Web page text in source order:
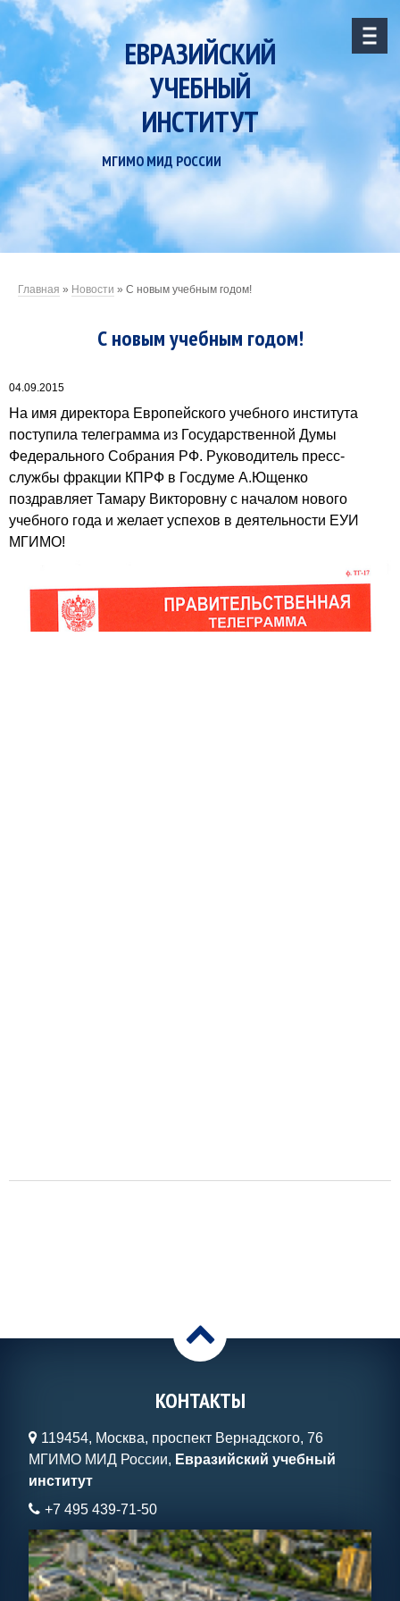
ЕВРАЗИЙСКИЙ
УЧЕБНЫЙ
ИНСТИТУТ
МГИМО МИД РОССИИ
Главная » Новости » С новым учебным годом!
С новым учебным годом!
04.09.2015
На имя директора Европейского учебного института
поступила телеграмма из Государственной Думы
Федерального Собрания РФ. Руководитель пресс-
службы фракции КПРФ в Госдуме А.Ющенко
поздравляет Тамару Викторовну с началом нового
учебного года и желает успехов в деятельности ЕУИ
МГИМО!
>
КОНТАКТЫ
119454, Москва, проспект Вернадского, 76
МГИМО МИД России, Евразийский учебный
институт
+7 495 439-71-50